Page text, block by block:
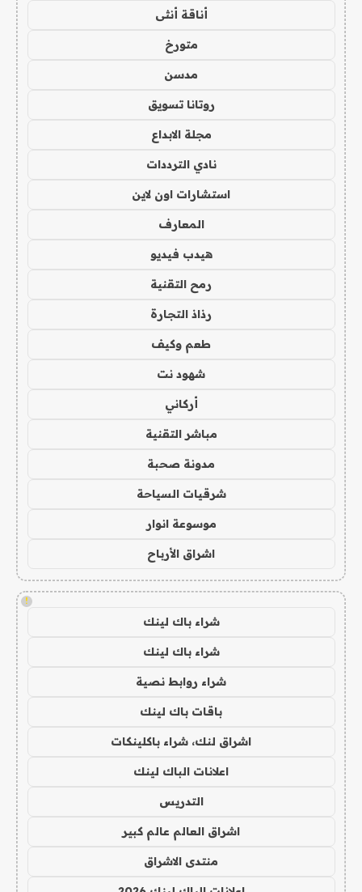
أناقة أنثى
متورخ
مدسن
روتانا تسويق
مجلة الابداع
نادي الترددات
استشارات اون لاين
المعارف
هيدب فيديو
رمح التقنية
رذاذ التجارة
طعم وكيف
شهود نت
أركاني
مباشر التقنية
مدونة صحبة
شرقيات السياحة
موسوعة انوار
اشراق الأرباح
!
شراء باك لينك
شراء باك لينك
شراء روابط نصية
باقات باك لينك
اشراق لنك، شراء باكلينكات
اعلانات الباك لينك
التدريس
اشراق العالم عالم كبير
منتدى الاشراق